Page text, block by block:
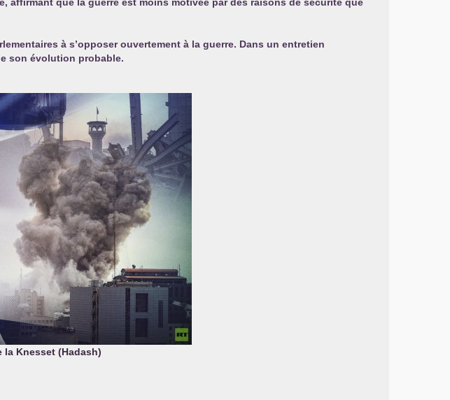
à s’opposer ouvertement à la guerre. Dans un entretien
son évolution probable.
Knesset (Hadash)